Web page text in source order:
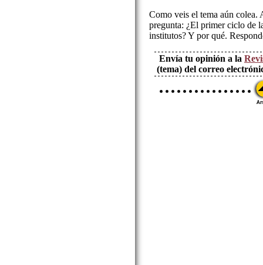
Como veis el tema aún
pregunta: ¿El primer ciclo de
institutos? Y por qué.
Envía tu opinión a la
(tema) del correo